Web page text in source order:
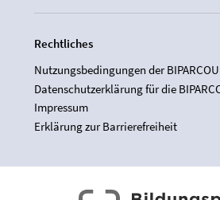
Rechtliches
Nutzungsbedingungen der
Datenschutzerklärung für die
Impressum
Erklärung zur Barrierefreiheit